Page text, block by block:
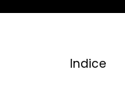
Indice